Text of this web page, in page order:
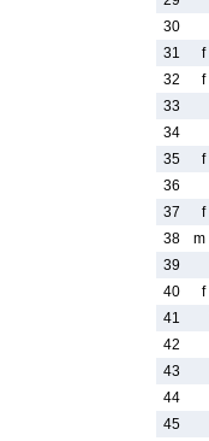
30
31
f
32
f
33
34
35
f
36
37
f
38
m
39
40
f
41
42
43
44
45